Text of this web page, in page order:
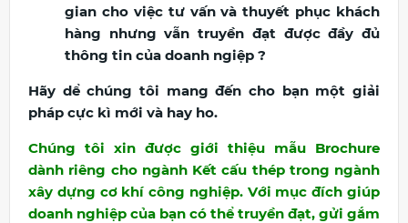
gian cho việc tư vấn và thuyết phục khách
hàng nhưng vẫn truyền đạt được đầy đủ
thông tin của doanh ngiệp ?
Hãy dể chúng tôi mang đến cho bạn một giải
pháp cực kì mới và hay ho.
Chúng tôi xin được giới thiệu mẫu Brochure
dành riêng cho ngành Kết cấu thép trong ngành
xây dựng cơ khí công nghiệp. Với mục đích giúp
doanh nghiệp của bạn có thể truyền đạt, gửi gắm